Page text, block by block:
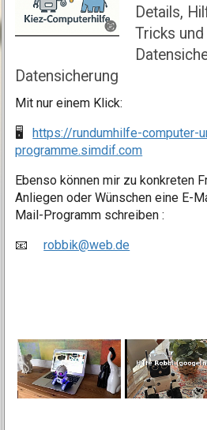
Details,
Tricks
Datensicherung
Mit nur einem Klick:
🖥️https://rundumhilfe-computer-
programme.simdif.com
Ebenso können mir zu konkreten
Anliegen oder Wünschen eine E-
Mail-Programm schreiben :
📧robbik@web.de